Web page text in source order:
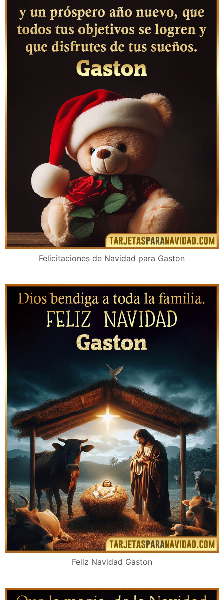
Frases cristianas de Navidad para Gaston
Tarjetas Navideñas personalizadas para Gaston